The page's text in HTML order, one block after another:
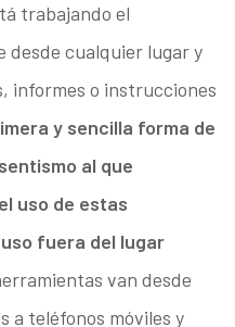
trabajando el
desde cualquier lugar y
informes o instrucciones
y sencilla forma de
al que
uso de estas
fuera del lugar
van desde
a teléfonos móviles y